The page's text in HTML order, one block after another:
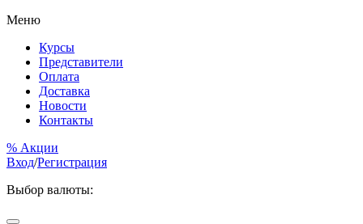
Меню
Курсы
Представители
Оплата
Доставка
Новости
Контакты
% Акции
Вход/Регистрация
Выбор валюты: